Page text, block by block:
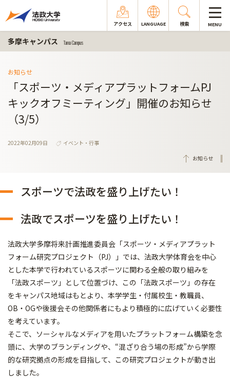
アクセス LANGUAGE 検索 MENU
多摩キャンパス Tama Campus
お知らせ
「スポーツ・メディアプラットフォームPJ
キックオフミーティング」開催のお知らせ
（3/5）
2022年02月09日
イベント・行事
お知らせ
スポーツで法政を盛り上げたい！
法政でスポーツを盛り上げたい！
法政大学多摩将来計画推進委員会「スポーツ・メディアプラット
フォーム研究プロジェクト（PJ）」では、法政大学体育会を中心
とした本学で行われているスポーツに関わる全般の取り組みを
「法政スポーツ」として位置づけ、この「法政スポーツ」の存在
をキャンパス地域はもとより、本学学生・付属校生・教職員、
OB・OGや後援会その他関係者にもより積極的に広げていく必要性
を考えています。
そこで、ソーシャルなメディアを用いたプラットフォーム構築を念
頭に、大学のブランディングや、“混ざり合う場の形成”から学際
的な研究拠点の形成を目指して、この研究プロジェクトが動き出
しました。